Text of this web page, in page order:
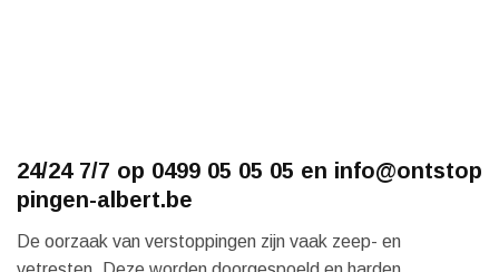
24/24 7/7 op 0499 05 05 05 en info@ontstop
pingen-albert.be
De oorzaak van verstoppingen zijn vaak zeep- en